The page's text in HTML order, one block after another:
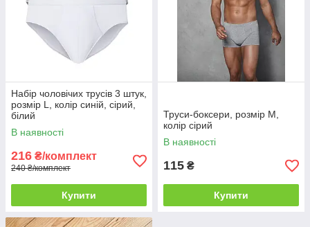
Набір чоловічих трусів 3 штук,
розмір L, колір синій, сірий,
білий
В наявності
216 ₴/комплект
240 ₴/комплект
Купити
Труси-боксери, розмір M,
колір сірий
В наявності
115 ₴
Купити